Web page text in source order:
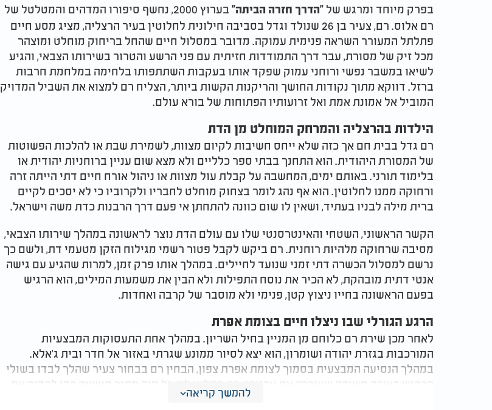
בפרק מיוחד ומרגש של"הדרך חזרה הביתה"
בערוץ 2000, נחשף סיפורו המדהים והמטלטל של
רם אלוס. רם, צעיר בן 26 שנולד וגדל בסביבה חילונית לחלוטין בעיר הרצליה, מציג מסע חיים
פתלתל המעורר השראה פנימית עמוקה. מדובר במסלול חיים שהחל בריחוק מוחלט ומוצהר
מכל זיק של מסורת, עבר דרך התמודדות חזיתית עם פני הרשע והטרור בשירותו הצבאי, והגיע
לשיאו במשבר נפשי ורוחני עמוק שפקד אותו בעקבות השתתפותו בלחימה במלחמת חרבות
ברזל. דווקא מתוך נקודות החושך והריקנות הקשות ביותר, הצליח רם למצוא את השביל המדויק
המוביל אל אמונת אמת ואל זרועותיו הפתוחות של בורא עולם.
הילדות בהרצליה והמרחק המוחלט מן הדת
רם גדל בבית חם אך כזה שלא ייחס חשיבות לקיום מצוות, לשמירת שבת או להלכות הפשוטות
של המסורת היהודית. הוא התחנך בבתי ספר כלליים ולא מצא שום עניין ברוחניות יהודית או
בלימוד תורני. באותם ימים, המחשבה על קבלת עול מצוות או ניהול אורח חיים דתי הייתה זרה
ורחוקה ממנו לחלוטין. הוא אף נהג לומר בצחוק מוחלט לחבריו ולקרוביו כי לא יסכים לקיים
ברית מילה לבניו בעתיד, ושאין לו שום כוונה להתחתן אי פעם דרך הרבנות כדת משה וישראל.
הקשר הראשוני, השטחי והאינטרסנטי שלו עם עולם הדת נוצר לראשונה במהלך שירותו הצבאי,
מסיבה שרחוקה מלהיות רוחנית. רם ביקש לקבל פטור רשמי מגילוח הזקן מטעמי דת, ולשם כך
נרשם למסלול הכשרה דתי זמני שנועד לחיילים. במהלך אותו פרק זמן, למרות שהגיע עם גישה
אנטי דתית מובהקת, לא הכיר את נוסח התפילות ולא הבין את משמעות המילים, הוא הרגיש
בפעם הראשונה בחייו ניצוץ קטן, פנימי ולא מוסבר של קרבה ואחדות.
הרגע הגורלי שבו ניצלו חיים בצומת אפרת
לאחר מכן שירת רם כלוחם מן המניין בחיל השריון. במהלך אחת התעסוקות המבצעיות
המורכבות בגזרת יהודה ושומרון, הוא יצא לסיור ממונע שגרתי באזור אל חדר ובית ג'אלא.
במהלך הנסיעה המבצעית בסמוך לצומת אפרת צפון, הבחין רם בבחור צעיר שהלך לבדו בשולי
הכביש בצורה חשודה שעוררה את ערנותו. רם החליט לפעול מיד מתוך תושייה כדי לבדוק את
להמשך קריאה